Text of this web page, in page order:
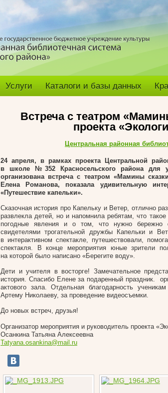
Услуги Каталоги и базы данных
Встреча с театром
проекта
Центральная районная
24 апреля, в рамках проекта Центральной
в школе №352 Красносельского района для
организована встреча с театром «Мамины
Елена Романова, показала удивительную
«Путешествие капельки».
Сказочная история про Капельку и Ветер, отлично
развлекла детей, но и напомнила ребятам, что
погодные явления и о том, что нужно бережно
свидетелями трогательной дружбы Капельки и
в интерактивном спектакле, путешествовали,
спектакля. В конце мероприятия юные зрители
на которой было написано «Берегите воду».
Дети и учителя в восторге! Замечательное
история. Спасибо Елене за подаренный праздник.
актового зала. Отдельная благодарность
Артему Николаеву, за проведение видеосъемки.
До новых встреч, друзья!
Организатор мероприятия и руководитель проекта
Осанкина Татьяна Алексеевна
Tatyana.osankina@mail.ru